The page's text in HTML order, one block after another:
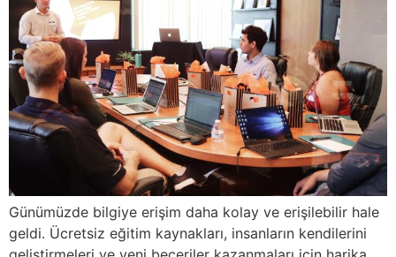
Günümüzde bilgiye erişim daha kolay ve erişilebilir hale
geldi. Ücretsiz eğitim kaynakları, insanların kendilerini